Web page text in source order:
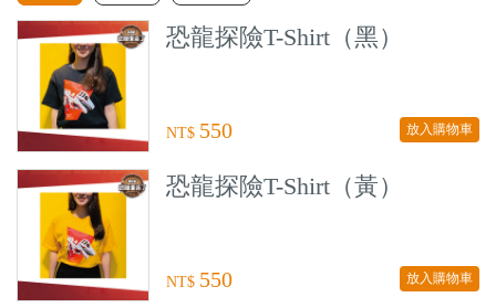
恐龍探險T-Shirt（黑）
NT$ 550 放入購物車
恐龍探險T-Shirt（黃）
NT$ 550 放入購物車